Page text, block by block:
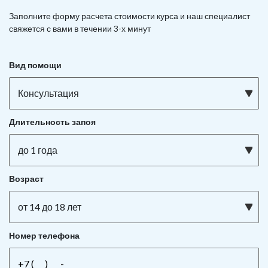
Заполните форму расчета стоимости курса и наш специалист
свяжется с вами в течении 3-х минут
Вид помощи
Консультация
Длительность запоя
до 1 года
Возраст
от 14 до 18 лет
Номер телефона